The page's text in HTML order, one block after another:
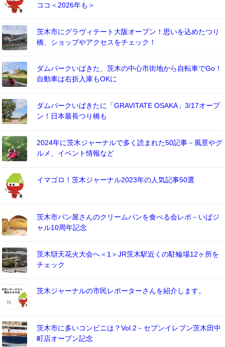
ココ＜2026年も＞
茨木市にグラヴィテート大阪オープン！思いを込めたつり
橋、ショップやアクセスをチェック！
ダムパークいばきた、茨木の中心市街地から自転車でGo！
自動車は右折入庫もOKに
ダムパークいばきたに「GRAVITATE OSAKA」3/17オープ
ン！日本最長つり橋も
2024年に茨木ジャーナルで多く読まれた50記事－風景やグ
ルメ、イベント情報など
イマゴロ！茨木ジャーナル2023年の人気記事50選
茨木市パン屋さんのクリームパンを食べる会レポ－いばジ
ャル10周年記念
茨木辯天花火大会へ＜1＞JR茨木駅近くの駐輪場12ヶ所を
チェック
茨木ジャーナルの市民レポーターさんを紹介します。
茨木市に多いコンビニは？Vol.2－セブンイレブン茨木田中
町店オープン記念